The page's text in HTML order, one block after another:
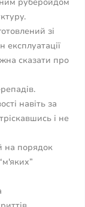
зі
експлуатації
сказати про
навіть за
і не
на порядок